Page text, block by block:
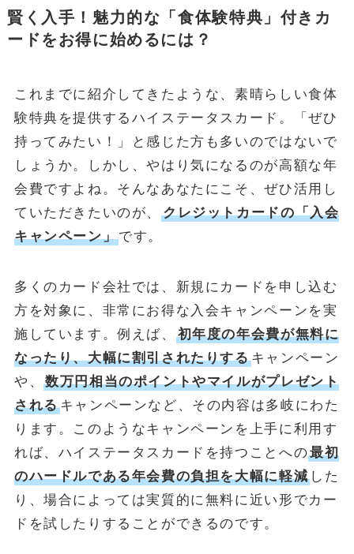
賢く入手！魅力的な「食体験特典」付きカ
ードをお得に始めるには？
これまでに紹介してきたような、素晴らしい食体
験特典を提供するハイステータスカード。「ぜひ
持ってみたい！」と感じた方も多いのではないで
しょうか。しかし、やはり気になるのが高額な年
会費ですよね。そんなあなたにこそ、ぜひ活用し
ていただきたいのが、クレジットカードの「入会
キャンペーン」です。
多くのカード会社では、新規にカードを申し込む
方を対象に、非常にお得な入会キャンペーンを実
施しています。例えば、
初年度の年会費が無料に
なったり、大幅に割引されたりするキャンペーン
や、数万円相当のポイントやマイルがプレゼント
されるキャンペーンなど、その内容は多岐にわた
ります。このようなキャンペーンを上手に利用す
れば、ハイステータスカードを持つことへの最初
のハードルである年会費の負担を大幅に軽減 した
り、場合によっては実質的に無料に近い形でカー
ドを試したりすることができるのです。